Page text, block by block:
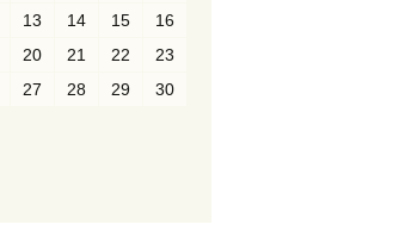
13 14 15
16
20 21 22
23
27 28 29
30